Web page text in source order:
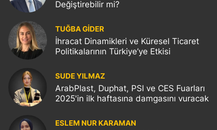
Değiştirebilir mi?
TUĞBA GİDER
İhracat Dinamikleri ve Küresel Ticaret
Politikalarının Türkiye’ye Etkisi
SUDE YILMAZ
ArabPlast, Duphat, PSI ve CES Fuarları
2025'in ilk haftasına damgasını vuracak
ESLEM NUR KARAMAN